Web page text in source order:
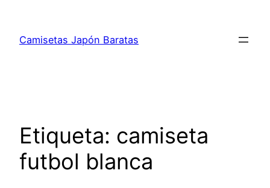
contenido
Camisetas Japón Baratas
Etiqueta: camiseta
futbol blanca